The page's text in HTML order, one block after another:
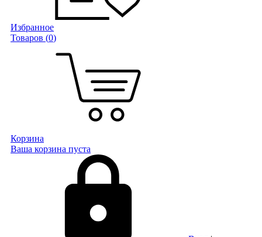
Избранное
Товаров (0)
Корзина
Ваша корзина пуста